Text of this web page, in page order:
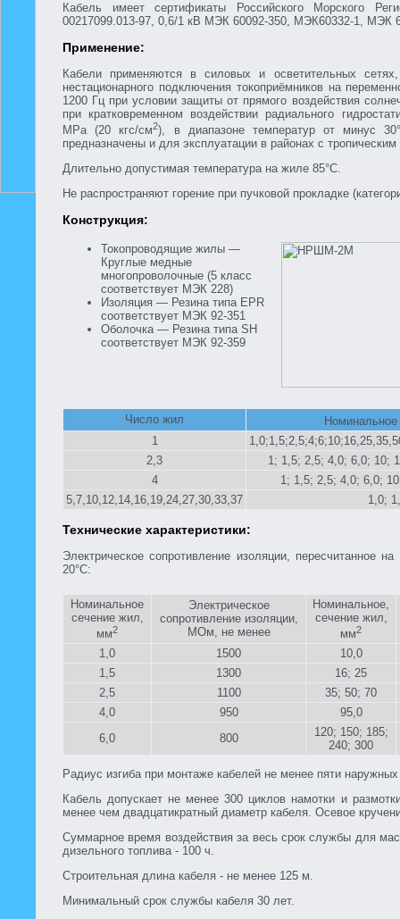
Кабель имеет сертификаты Российского Морского
00217099.013-97, 0,6/1 кВ МЭК 60092-350, МЭК60332-1, МЭК
Применение:
Кабели применяются в силовых и осветительных
нестационарного подключения токоприёмников на
1200 Гц при условии защиты от прямого воздействия
при кратковременном воздействии радиального
МРа (20 кгс/см2), в диапазоне температур от минус
предназначены и для эксплуатации в районах с
Длительно допустимая температура на жиле 85°С.
Не распространяют горение при пучковой прокладке
Конструкция:
Токопроводящие жилы —
Круглые медные
многопроволочные (5 класс
соответствует МЭК 228)
Изоляция — Резина типа EPR
соответствует МЭК 92-351
Оболочка — Резина типа SH
соответствует МЭК 92-359
Число жил
1
2,3
1; 1,5; 2,5; 4,0; 6,0; 10;
4
1; 1,5; 2,5; 4,0; 6,0;
5,7,10,12,14,16,19,24,27,30,33,37
1,0;
Технические характеристики:
Электрическое сопротивление изоляции, пересчитанное
20°С:
Номинальное
сече­ние жил,
мм2
Электрическое
сопротивление изоляции,
МОм, не менее
Номинальное,
сечение жил,
мм2
1,0 1500
10,0
1,5
1300
16; 25
2,5
1100
35; 50; 70
4,0
950
95,0
6,0
800
120; 150; 185;
240; 300
Радиус изгиба при монтаже кабелей не менее пяти
Кабель допускает не менее 300 циклов намотки и
менее чем двадцатикратный диаметр кабеля. Осевое
Суммарное время воздействия за весь срок службы для
дизельного топлива - 100 ч.
Строительная длина кабеля - не менее 125 м.
Минимальный срок службы кабеля 30 лет.